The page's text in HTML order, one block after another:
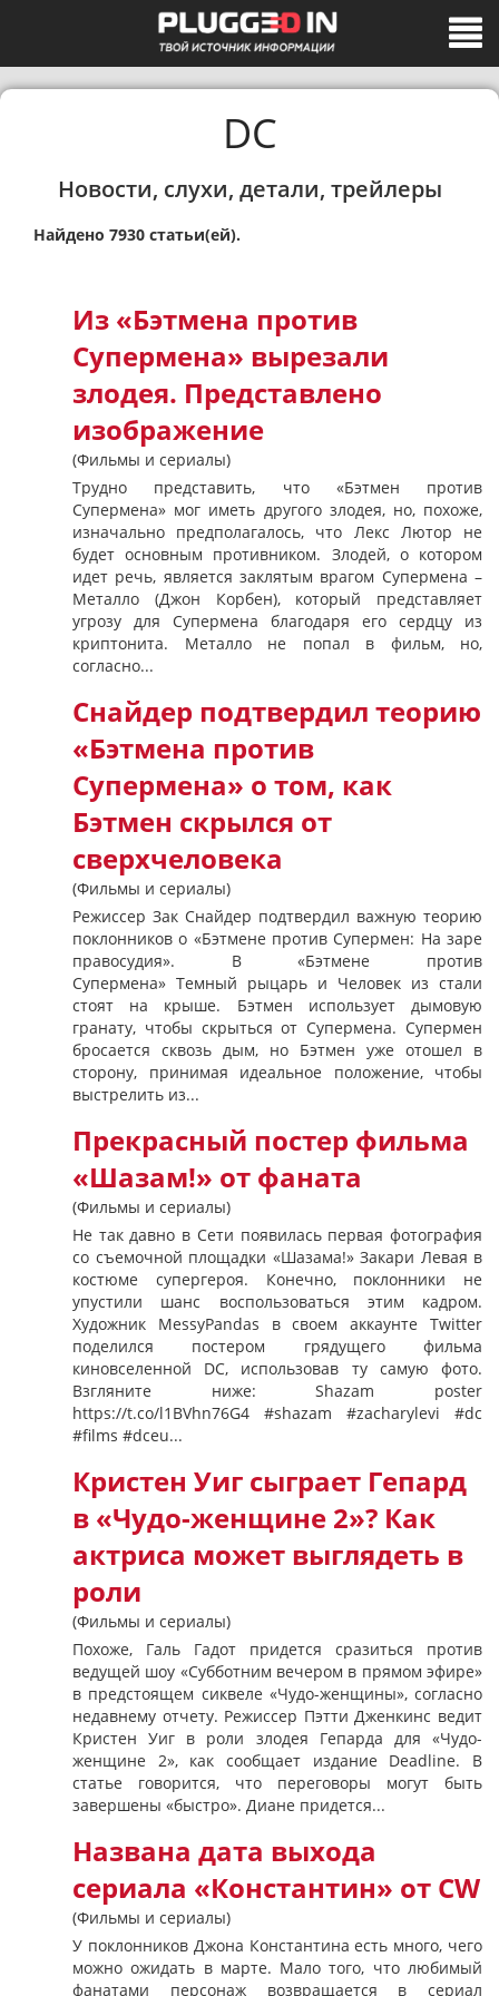
DC
Новости, слухи, детали, трейлеры
Найдено 7930 статьи(ей).
Из «Бэтмена против
Супермена» вырезали
злодея. Представлено
изображение
(Фильмы и сериалы)
Трудно представить, что «Бэтмен против
Супермена» мог иметь другого злодея, но, похоже,
изначально предполагалось, что Лекс Лютор не
будет основным противником. Злодей, о котором
идет речь, является заклятым врагом Супермена –
Металло (Джон Корбен), который представляет
угрозу для Супермена благодаря его сердцу из
криптонита. Металло не попал в фильм, но,
согласно...
Снайдер подтвердил теорию
«Бэтмена против
Супермена» о том, как
Бэтмен скрылся от
сверхчеловека
(Фильмы и сериалы)
Режиссер Зак Снайдер подтвердил важную теорию
поклонников о «Бэтмене против Супермен: На заре
правосудия». В «Бэтмене против
Супермена» Темный рыцарь и Человек из стали
стоят на крыше. Бэтмен использует дымовую
гранату, чтобы скрыться от Супермена. Супермен
бросается сквозь дым, но Бэтмен уже отошел в
сторону, принимая идеальное положение, чтобы
выстрелить из...
Прекрасный постер фильма
«Шазам!» от фаната
(Фильмы и сериалы)
Не так давно в Сети появилась первая фотография
со съемочной площадки «Шазама!» Закари Левая в
костюме супергероя. Конечно, поклонники не
упустили шанс воспользоваться этим кадром.
Художник MessyPandas в своем аккаунте Twitter
поделился постером грядущего фильма
киновселенной DC, использовав ту самую фото.
Взгляните ниже: Shazam poster
https://t.co/l1BVhn76G4 #shazam #zacharylevi #dc
#films #dceu...
Кристен Уиг сыграет Гепард
в «Чудо-женщине 2»? Как
актриса может выглядеть в
роли
(Фильмы и сериалы)
Похоже, Галь Гадот придется сразиться против
ведущей шоу «Субботним вечером в прямом эфире»
в предстоящем сиквеле «Чудо-женщины», согласно
недавнему отчету. Режиссер Пэтти Дженкинс ведит
Кристен Уиг в роли злодея Гепарда для «Чудо-
женщине 2», как сообщает издание Deadline. В
статье говорится, что переговоры могут быть
завершены «быстро». Диане придется...
Названа дата выхода
сериала «Константин» от CW
(Фильмы и сериалы)
У поклонников Джона Константина есть много, чего
можно ожидать в марте. Мало того, что любимый
фанатами персонаж возвращается в сериал